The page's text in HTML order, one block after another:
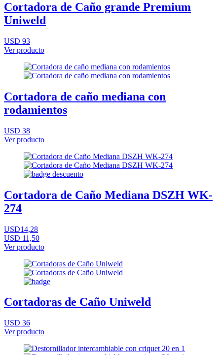
Cortadora de Caño grande Premium
Uniweld
USD 93
Ver producto
Cortadora de caño mediana con
rodamientos
USD 38
Ver producto
Cortadora de Caño Mediana DSZH WK-
274
USD14,28
USD 11,50
Ver producto
Cortadoras de Caño Uniweld
USD 36
Ver producto